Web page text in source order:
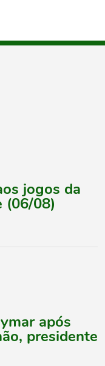
jogos da
(06/08)
após
presidente